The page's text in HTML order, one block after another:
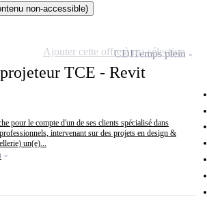
non-accessible)
TCE - Revit
pour le compte d'un de ses clients spécialisé dans
intervenant sur des projets en design &
un(e)...
CDITemps plein
Ajouter cette offre à ma sélection